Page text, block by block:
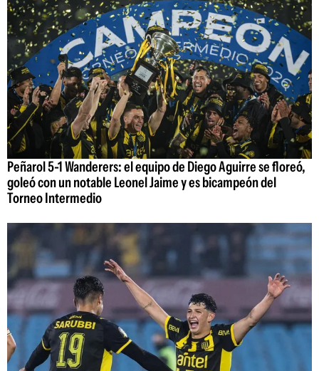
Peñarol 5-1 Wanderers: el equipo de Diego Aguirre se floreó,
goleó con un notable Leonel Jaime y es bicampeón del
Torneo Intermedio